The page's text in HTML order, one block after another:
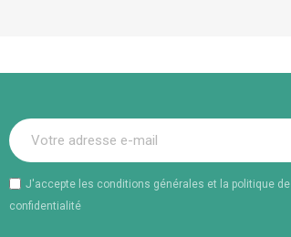
J'accepte les conditions générales et la politique de
confidentialité